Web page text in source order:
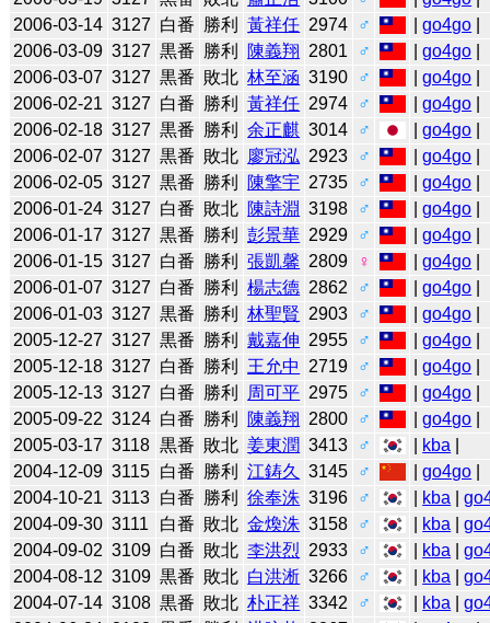
2006-03-14 3127 白番 勝利 黃祥任 2974 ♂ |go4go
2006-03-09 3127 黒番 勝利 陳義翔 2801 ♂ |go4go
2006-03-07 3127 黒番 敗北 林至涵 3190 ♂ |go4go
2006-02-21 3127 白番 勝利 黃祥任 2974 ♂ |go4go
2006-02-18 3127 黒番 勝利 余正麒 3014 ♂ |go4go
2006-02-07 3127 黒番 敗北 廖冠泓 2923 ♂ |go4go
2006-02-05 3127 黒番 勝利 陳擎宇 2735 ♂ |go4go
2006-01-24 3127 白番 敗北 陳詩淵 3198 ♂ |go4go
2006-01-17 3127 黒番 勝利 彭景華 2929 ♂ |go4go
2006-01-15 3127 白番 勝利 張凱馨 2809 ♀ |go4go
2006-01-07 3127 白番 勝利 楊志德 2862 ♂ |go4go
2006-01-03 3127 黒番 勝利 林聖賢 2903 ♂ |go4go
2005-12-27 3127 黒番 勝利 戴嘉伸 2955 ♂ |go4go
2005-12-18 3127 白番 勝利 王允中 2719 ♂ |go4go
2005-12-13 3127 白番 勝利 周可平 2975 ♂ |go4go
2005-09-22 3124 白番 勝利 陳義翔 2800 ♂ |go4go
2005-03-17 3118 黒番 敗北 姜東潤 3413 ♂ kba
2004-12-09 3115 白番 勝利 江鋳久 3145 ♂ |go4go
2004-10-21 3113 白番 勝利 徐奉洙 3196 ♂ kba |
2004-09-30 3111 白番 敗北 金煥洙 3158 ♂ kba |
2004-09-02 3109 白番 敗北 李洪烈 2933 ♂ kba |
2004-08-12 3109 黒番 敗北 白洪淅 3266 ♂ kba |
2004-07-14 3108 黒番 敗北 朴正祥 3342 ♂ kba |